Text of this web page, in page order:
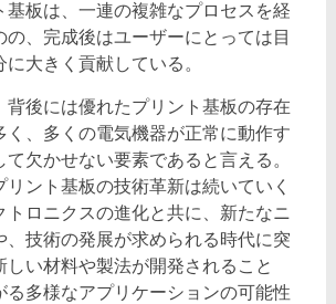
基板は、一連の複雑なプロセスを経
の、完成後はユーザーにとっては目
大きく貢献している。
背後には優れたプリント基板の存在
く、多くの電気機器が正常に動作す
欠かせない要素であると言える。
リント基板の技術革新は続いていく
トロニクスの進化と共に、新たなニ
、技術の発展が求められる時代に突
しい材料や製法が開発されること
る多様なアプリケーションの可能性